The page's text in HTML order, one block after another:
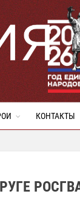
КОНТАКТЫ